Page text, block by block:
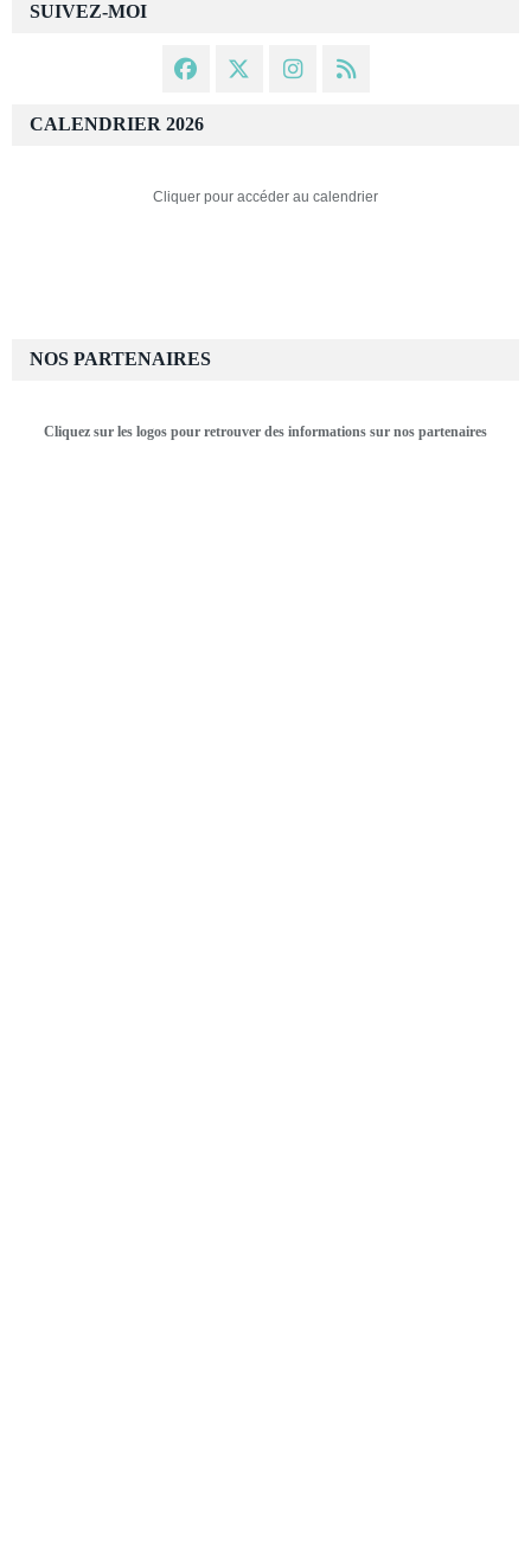
SUIVEZ-MOI
CALENDRIER 2026
Cliquer pour accéder au calendrier
NOS PARTENAIRES
Cliquez sur les logos pour retrouver des informations sur nos partenaires